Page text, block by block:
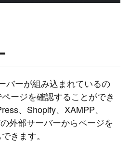
バーが組み込まれているの
ージを確認することができ
、Shopify、XAMPP、
外部サーバーからページを
きます。